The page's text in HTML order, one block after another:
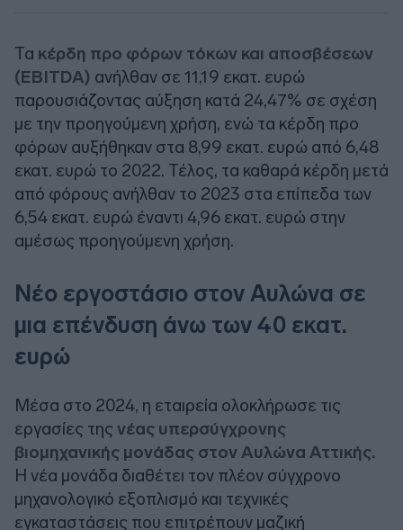
Τα κέρδη προ φόρων τόκων και αποσβέσεων
(EBITDA) ανήλθαν σε 11,19 εκατ. ευρώ
παρουσιάζοντας αύξηση κατά 24,47% σε σχέση
με την προηγούμενη χρήση, ενώ τα κέρδη προ
φόρων αυξήθηκαν στα 8,99 εκατ. ευρώ από 6,48
εκατ. ευρώ το 2022. Τέλος, τα καθαρά κέρδη μετά
από φόρους ανήλθαν το 2023 στα επίπεδα των
6,54 εκατ. ευρώ έναντι 4,96 εκατ. ευρώ στην
αμέσως προηγούμενη χρήση.
Νέο εργοστάσιο στον Αυλώνα σε
μια επένδυση άνω των 40 εκατ.
ευρώ
Μέσα στο 2024, η εταιρεία ολοκλήρωσε τις
εργασίες της νέας υπερσύγχρονης
βιομηχανικής μονάδας στον Αυλώνα Αττικής.
Η νέα μονάδα διαθέτει τον πλέον σύγχρονο
μηχανολογικό εξοπλισμό και τεχνικές
εγκαταστάσεις που επιτρέπουν μαζική